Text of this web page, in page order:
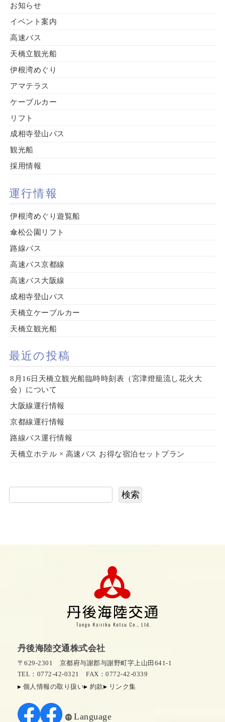
お知らせ
イベント案内
高速バス
天橋立観光船
伊根湾めぐり
アマテラス
ケーブルカー
リフト
成相寺登山バス
観光船
採用情報
運行情報
伊根湾めぐり遊覧船
傘松公園リフト
路線バス
高速バス京都線
高速バス大阪線
成相寺登山バス
天橋立ケーブルカー
天橋立観光船
最近の投稿
8月16日天橋立観光船臨時時刻表（宮津燈籠流し花火大
会）について
大阪線運行情報
京都線運行情報
路線バス運行情報
天橋立ホテル × 高速バス お得な宿泊セットプラン
検索
丹後海陸交通株式会社
〒629-2301 京都府与謝郡与謝野町字上山田641-1
TEL：0772-42-0321
FAX：0772-42-0339
個人情報の取り扱い
約款 リンク集
Language